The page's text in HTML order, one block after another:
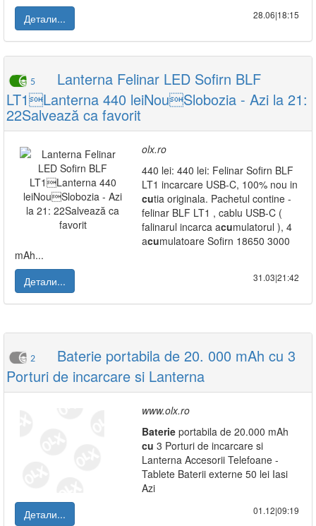
Детали...
28.06|18:15
5
Lanterna Felinar LED Sofirn BLF
LT1Lanterna 440 leiNouSlobozia - Azi la 21:
22Salvează ca favorit
olx.ro
440 lei: 440 lei: Felinar Sofirn BLF
LT1 incarcare USB-C, 100% nou in
cutia originala. Pachetul contine -
felinar BLF LT1 , cablu USB-C (
falinarul incarca acumulatorul ), 4
acumulatoare Sofirn 18650 3000
mAh...
Детали...
31.03|21:42
2
Baterie portabila de 20. 000 mAh cu 3
Porturi de incarcare si Lanterna
www.olx.ro
Baterie portabila de 20.000 mAh
cu 3 Porturi de incarcare si
Lanterna Accesorii Telefoane -
Tablete Baterii externe 50 lei Iasi
Azi
Детали...
01.12|09:19